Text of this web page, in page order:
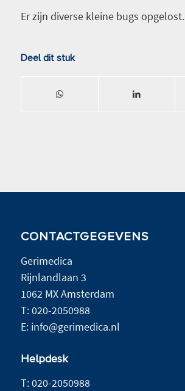
Er zijn diverse kleine bugs opgelost.
Deel dit stuk
CONTACTGEGEVENS
Gerimedica
Rijnlandlaan 3
1062 MX Amsterdam
T:020-2050988
E: info@gerimedica.nl
Helpdesk
T:020-2050988